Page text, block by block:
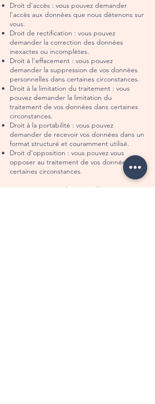
Droit d'accès : vous pouvez demander
l'accès aux données que nous détenons sur
vous.
Droit de rectification : vous pouvez
demander la correction des données
inexactes ou incomplètes.
Droit à l'effacement : vous pouvez
demander la suppression de vos données
personnelles dans certaines circonstances.
Droit à la limitation du traitement : vous
pouvez demander la limitation du
traitement de vos données dans certaines
circonstances.
Droit à la portabilité : vous pouvez
demander de recevoir vos données dans un
format structuré et couramment utilisé.
Droit d'opposition : vous pouvez vous
opposer au traitement de vos données dans
certaines circonstances.
Pour exercer ces droits, veuillez nous